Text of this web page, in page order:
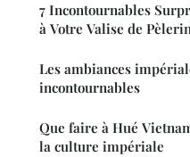
7 Incontournables
à Votre Valise de
Les ambiances
incontournables
Que faire à Hué
la culture impériale